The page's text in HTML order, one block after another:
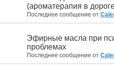
(ароматерапия в
Последнее сообщение от
Эфирные масла при
проблемах
Последнее сообщение от